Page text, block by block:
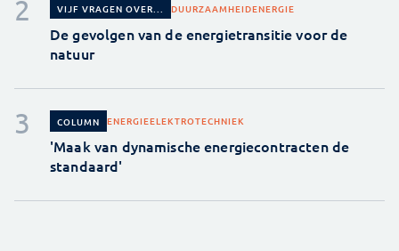
VIJF VRAGEN OVER... DUURZAAMHEIDENERGIE
De gevolgen van de energietransitie voor de
natuur
COLUMN ENERGIEELEKTROTECHNIEK
'Maak van dynamische energiecontracten de
standaard'